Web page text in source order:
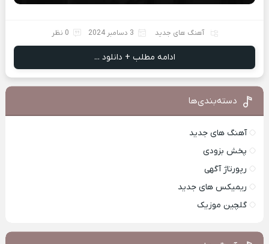
آهنگ های جدید 3 دسامبر 2024 0 نظر
ادامه مطلب + دانلود ...
دسته‌بندی‌ها
آهنگ های جدید
پخش بزودی
رپورتاژ آگهی
ریمیکس های جدید
گلچین موزیک